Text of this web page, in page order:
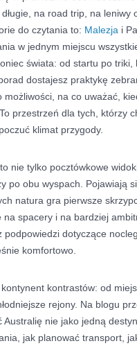
na road trip, na leniwy
do czytania to: Malezja i
w jednym miejscu
świata: od startu po
dostajesz praktykę
na co uważać,
przestrzeń dla tych, którzy
klimat przygody.
nie tylko pocztówkowe
po obu wyspach. Pojawiają
natura gra pierwsze
spacery i na bardziej
podpowiedzi dotyczące
komfortowo.
kontrastów: od
rejony. Na blogu
Australię nie jako jedną
jak planować transport,